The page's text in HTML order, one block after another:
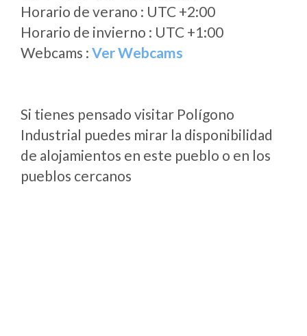
Horario de verano : UTC +2:00
Horario de invierno : UTC +1:00
Webcams : Ver Webcams
Si tienes pensado visitar Polígono
Industrial puedes mirar la disponibilidad
de alojamientos en este pueblo o en los
pueblos cercanos